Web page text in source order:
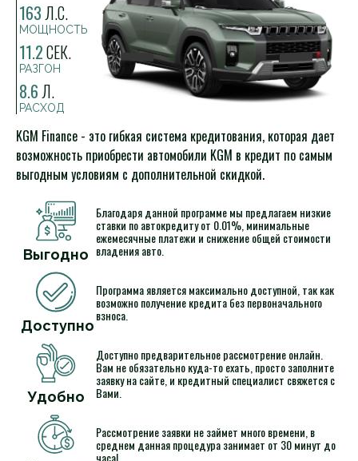
163Л.С.
МОЩНОСТЬ
11.2СЕК.
РАЗГОН
8.6Л.
РАСХОД
KGM Finance - это гибкая система кредитования, которая дает
возможность приобрести автомобили KGM в кредит по самым
выгодным условиям с дополнительной скидкой.
Выгодно
Благодаря данной программе мы предлагаем низкие
ставки по автокредиту от 0.01%, минимальные
ежемесячные платежи и снижение общей стоимости
владения авто.
Доступно
Программа является максимально доступной, так как
возможно получение кредита без первоначального
взноса.
Удобно
Доступно предварительное рассмотрение онлайн.
Вам не обязательно куда-то ехать, просто заполните
заявку на сайте, и кредитный специалист свяжется с
Вами.
Рассмотрение заявки не займет много времени, в
среднем данная процедура занимает от 30 минут до
часа!